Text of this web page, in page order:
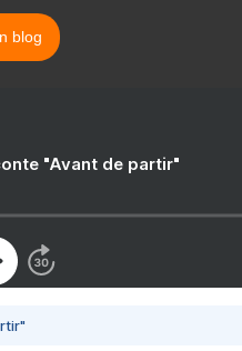
blog
"Avant de partir"